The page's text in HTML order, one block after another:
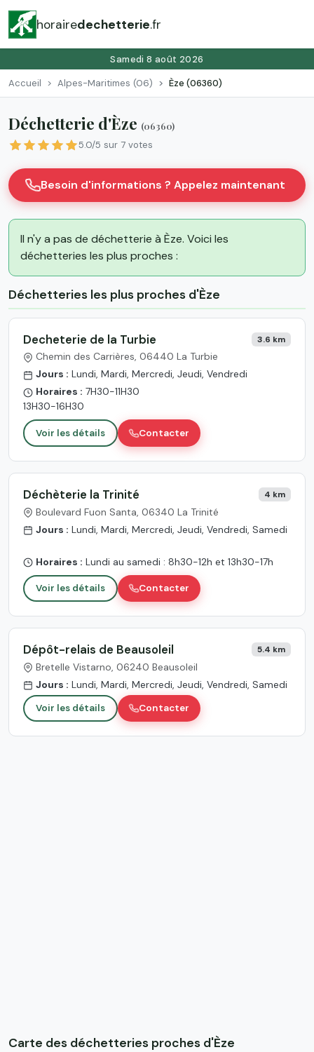
horairedechetterie.fr
Samedi 8 août 2026
Accueil Alpes-Maritimes (06) Èze (06360)
Déchetterie d'Èze (06360)
5.0/5 sur 7 votes
Besoin d'informations ? Appelez maintenant
Il n'y a pas de déchetterie à Èze. Voici les
déchetteries les plus proches :
Déchetteries les plus proches d'Èze
Decheterie de la Turbie 3.6 km
Chemin des Carrières, 06440 La Turbie
Jours : Lundi, Mardi, Mercredi, Jeudi, Vendredi
Horaires : 7H30-11H30
13H30-16H30
Voir les détails Contacter
Déchèterie la Trinité 4 km
Boulevard Fuon Santa, 06340 La Trinité
Jours : Lundi, Mardi, Mercredi, Jeudi, Vendredi, Samedi
Horaires : Lundi au samedi : 8h30-12h et 13h30-17h
Voir les détails Contacter
Dépôt-relais de Beausoleil 5.4 km
Bretelle Vistarno, 06240 Beausoleil
Jours : Lundi, Mardi, Mercredi, Jeudi, Vendredi, Samedi
Voir les détails Contacter
Carte des déchetteries proches d'Èze